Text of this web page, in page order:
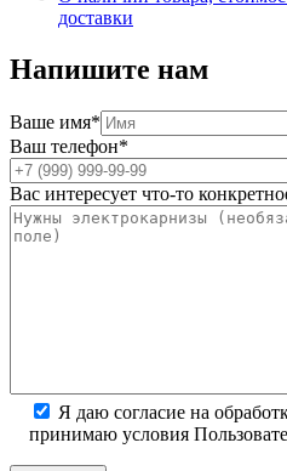
доставки
Напишите нам
Ваше имя*
Ваш телефон*
Вас интересует что-то
Я даю согласие на
принимаю условия